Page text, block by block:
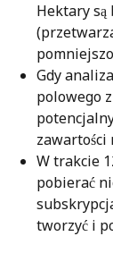
Hektary
Gdy
polowego
W trakcie
pobierać
tworzyć i